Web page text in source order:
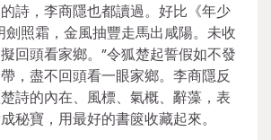
詩，李商隱也都讀過。好比《年少
劍照霜，金風抽豐走馬出咸陽。未收
回頭看家鄉。”令狐楚起誓假如不發
，盡不回頭看一眼家鄉。李商隱反
詩的內在、風標、氣概、辭藻，表
秘寶，用最好的書篋收藏起來。